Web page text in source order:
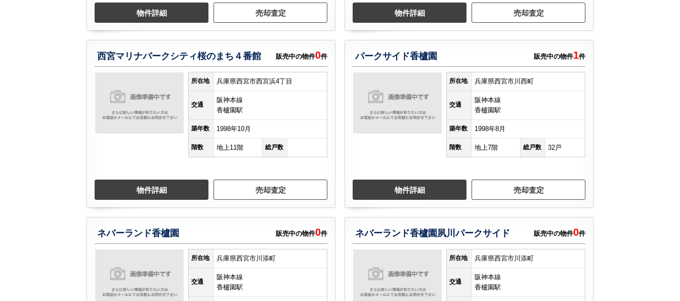
物件詳細 売却査定 物件詳細 売却査定
西宮マリナパークシティ桜のまち４番館 販売中の物件0件
所在地 兵庫県西宮市西宮浜4丁目
交通
阪神本線
香櫨園駅
築年数 1998年10月
階数 地上11階 総戸数
物件詳細 売却査定
パークサイド香櫨園 販売中の物件1件
所在地 兵庫県西宮市川西町
交通
阪神本線
香櫨園駅
築年数 1998年8月
階数 地上7階 総戸数 32戸
物件詳細 売却査定
ネバーランド香櫨園 販売中の物件0件
所在地 兵庫県西宮市川添町
交通
阪神本線
香櫨園駅
ネバーランド香櫨園夙川パークサイド 販売中の物件0件
所在地 兵庫県西宮市川添町
交通
阪神本線
香櫨園駅